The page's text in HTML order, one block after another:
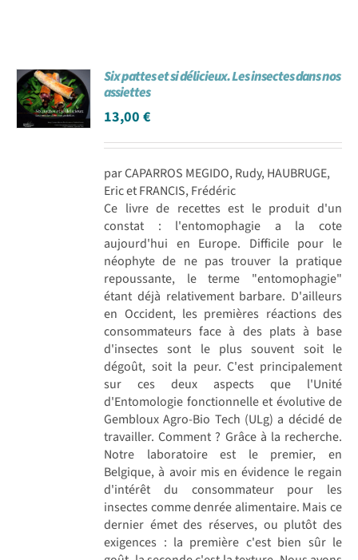
Six pattes et si délicieux. Les insectes dans nos
assiettes
13,00€
par CAPARROS MEGIDO, Rudy, HAUBRUGE,
Eric et FRANCIS, Frédéric
Ce livre de recettes est le produit d'un
constat : l'entomophagie a la cote
aujourd'hui en Europe. Difficile pour le
néophyte de ne pas trouver la pratique
repoussante, le terme "entomophagie"
étant déjà relativement barbare. D'ailleurs
en Occident, les premières réactions des
consommateurs face à des plats à base
d'insectes sont le plus souvent soit le
dégoût, soit la peur. C'est principalement
sur ces deux aspects que l'Unité
d'Entomologie fonctionnelle et évolutive de
Gembloux Agro-Bio Tech (ULg) a décidé de
travailler. Comment ? Grâce à la recherche.
Notre laboratoire est le premier, en
Belgique, à avoir mis en évidence le regain
d'intérêt du consommateur pour les
insectes comme denrée alimentaire. Mais ce
dernier émet des réserves, ou plutôt des
exigences : la première c'est bien sûr le